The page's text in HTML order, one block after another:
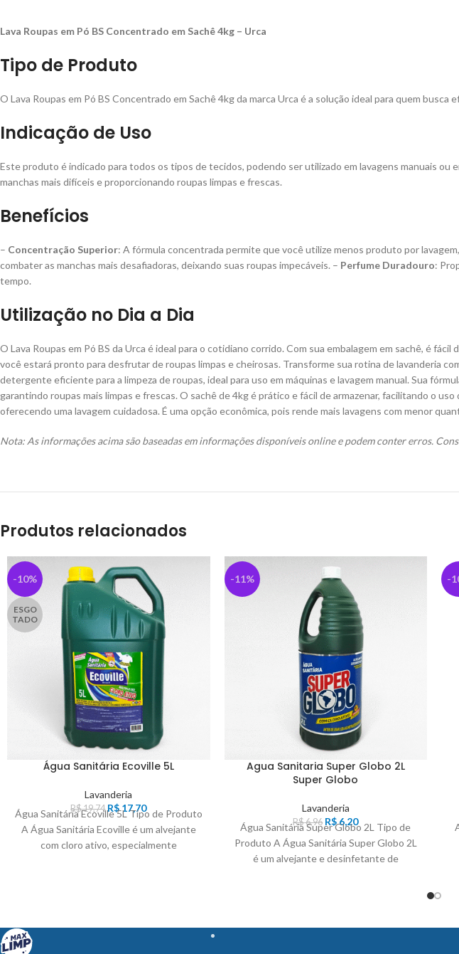
Lava Roupas em Pó BS Concentrado em Sachê 4kg – Urca
Tipo de Produto
O Lava Roupas em Pó BS Concentrado em Sachê 4kg da marca Urca é a solução ideal para quem busca
Indicação de Uso
Este produto é indicado para todos os tipos de tecidos, podendo ser utilizado em lavagens manuais ou
manchas mais difíceis e proporcionando roupas limpas e frescas.
Benefícios
– Concentração Superior: A fórmula concentrada permite que você utilize menos produto por
combater as manchas mais desafiadoras, deixando suas roupas impecáveis. – Perfume Duradouro:
tempo.
Utilização no Dia a Dia
O Lava Roupas em Pó BS da Urca é ideal para o cotidiano corrido. Com sua embalagem em sachê, é
você estará pronto para desfrutar de roupas limpas e cheirosas. Transforme sua rotina de lavanderia
detergente eficiente para a limpeza de roupas, ideal para uso em máquinas e lavagem manual. Sua
garantindo roupas mais limpas e frescas. O sachê de 4kg é prático e fácil de armazenar, facilitando o
oferecendo uma lavagem cuidadosa. É uma opção econômica, pois rende mais lavagens com menor
Nota: As informações acima são baseadas em informações disponíveis online e podem conter erros.
Produtos relacionados
-10%
ESGO
TADO
Água Sanitária Ecoville 5L
Lavanderia
R$19,74 R$17,70
Água Sanitária Ecoville 5L Tipo de Produto
A Água Sanitária Ecoville é um alvejante
com cloro ativo, especialmente
-11%
Agua Sanitaria Super Globo 2L
Super Globo
Lavanderia
R$6,96 R$6,20
Água Sanitária Super Globo 2L Tipo de
Produto A Água Sanitária Super Globo 2L
é um alvejante e desinfetante de
-